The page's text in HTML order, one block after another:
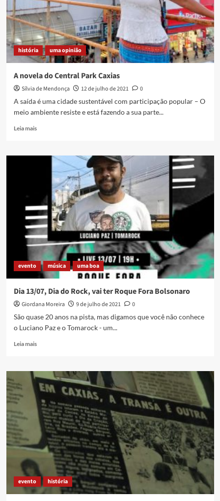
terceira
edição
do
Território
Baixada
história uma opinião
A novela do Central Park Caxias
Sílvia de Mendonça 12 de julho de 2021
0
A saída é uma cidade sustentável com participação popular – O
meio ambiente resiste e está fazendo a sua parte...
Leia maisRead
A
Central
Caxias
evento música uma boa
Dia 13/07, Dia do Rock, vai ter Roque Fora Bolsonaro
Giordana Moreira 9 de julho de 2021
0
São quase 20 anos na pista, mas digamos que você não conhece
o Luciano Paz e o Tomarock - um...
Leia maisRead
Dia
13/07,
Dia
do
Rock,
vai
ter
Roque
Fora
Bolsonaro
evento história